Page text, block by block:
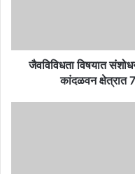
कांदळवन
क्षेत्रातजैवविविधता विषयात
कांदळवन क्षेत्रात